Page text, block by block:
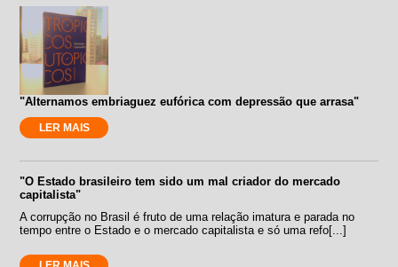
"Alternamos embriaguez eufórica com depressão que arrasa"
LER MAIS
"O Estado brasileiro tem sido um mal criador do mercado
capitalista"
A corrupção no Brasil é fruto de uma relação imatura e parada no
tempo entre o Estado e o mercado capitalista e só uma refo[...]